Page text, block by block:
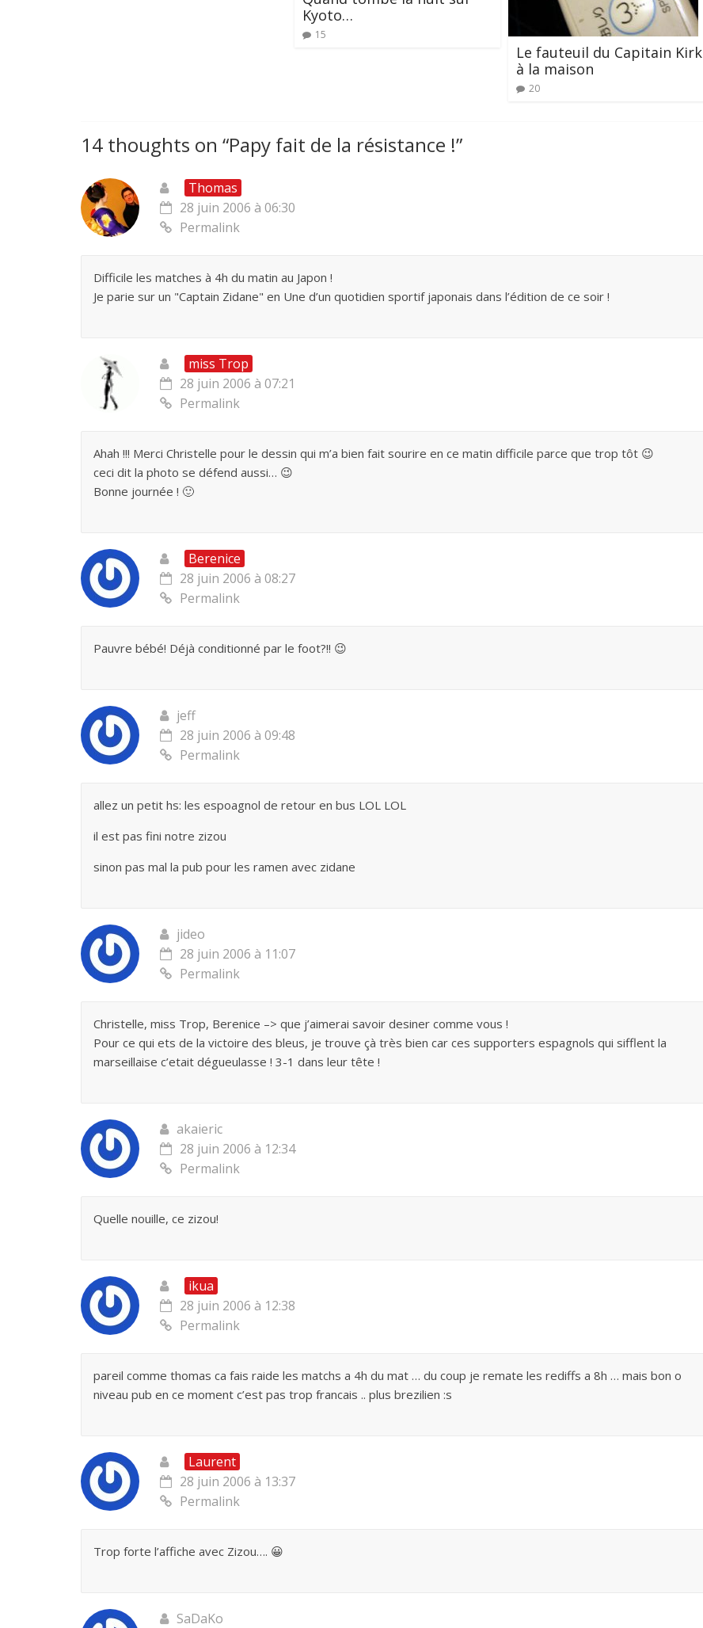
Kyoto…
15
Le fauteuil du Capitain Kirk
à la maison
20
14 thoughts on “Papy fait de la résistance !”
Thomas
28 juin 2006 à 06:30
Permalink
Difficile les matches à 4h du matin au Japon !
Je parie sur un "Captain Zidane" en Une d’un quotidien sportif japonais dans l’édition de ce soir !
miss Trop
28 juin 2006 à 07:21
Permalink
Ahah !!! Merci Christelle pour le dessin qui m’a bien fait sourire en ce matin difficile parce que trop tôt 😉
ceci dit la photo se défend aussi… 😉
Bonne journée ! 🙂
Berenice
28 juin 2006 à 08:27
Permalink
Pauvre bébé! Déjà conditionné par le foot?!! 😉
jeff
28 juin 2006 à 09:48
Permalink
allez un petit hs: les espoagnol de retour en bus LOL LOL
il est pas fini notre zizou
sinon pas mal la pub pour les ramen avec zidane
jideo
28 juin 2006 à 11:07
Permalink
Christelle, miss Trop, Berenice –> que j’aimerai savoir desiner comme vous !
Pour ce qui ets de la victoire des bleus, je trouve çà très bien car ces supporters espagnols qui sifflent la
marseillaise c’etait dégueulasse ! 3-1 dans leur tête !
akaieric
28 juin 2006 à 12:34
Permalink
Quelle nouille, ce zizou!
ikua
28 juin 2006 à 12:38
Permalink
pareil comme thomas ca fais raide les matchs a 4h du mat … du coup je remate les rediffs a 8h … mais bon o
niveau pub en ce moment c’est pas trop francais .. plus brezilien :s
Laurent
28 juin 2006 à 13:37
Permalink
Trop forte l’affiche avec Zizou…. 😀
SaDaKo